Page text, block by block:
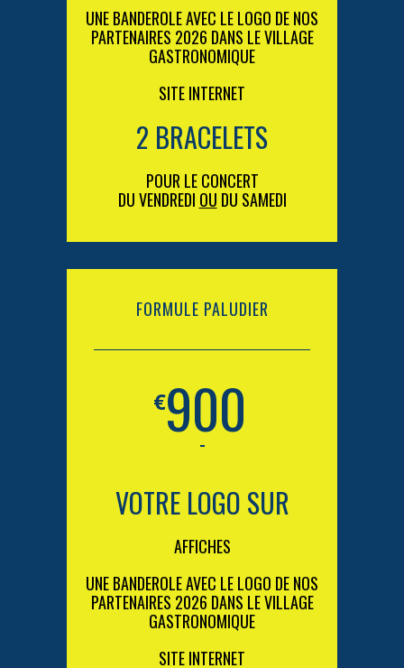
UNE BANDEROLE AVEC LE LOGO DE NOS
PARTENAIRES 2026 DANS LE VILLAGE
GASTRONOMIQUE
SITE INTERNET
2 BRACELETS
POUR LE CONCERT
DU VENDREDI OU DU SAMEDI
FORMULE PALUDIER
€900
-
VOTRE LOGO SUR
AFFICHES
UNE BANDEROLE AVEC LE LOGO DE NOS
PARTENAIRES 2026 DANS LE VILLAGE
GASTRONOMIQUE
SITE INTERNET